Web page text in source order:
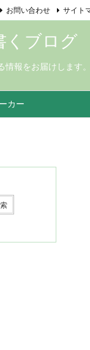
くブログ
報をお届けします
カー
お問い合わせ サイト